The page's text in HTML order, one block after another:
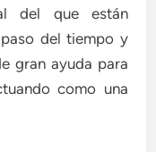
del que están
del tiempo y
gran ayuda para
como una